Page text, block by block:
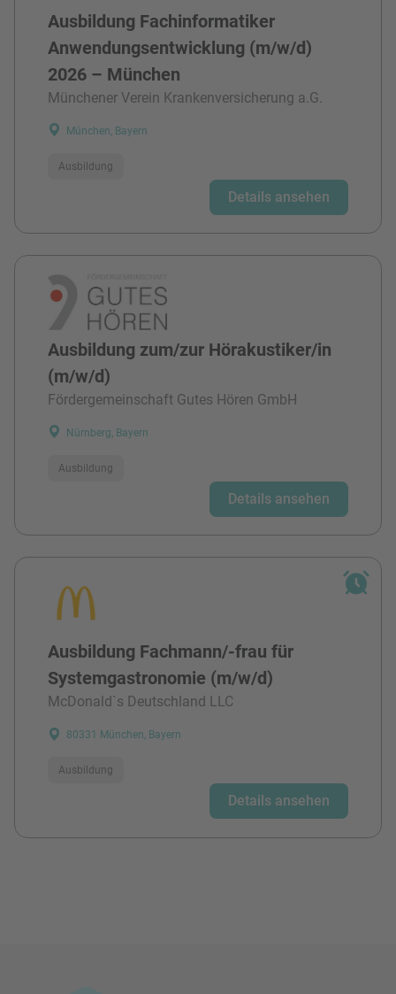
Ausbildung Fachinformatiker
Anwendungsentwicklung (m/w/d)
2026 – München
Münchener Verein Krankenversicherung a.G.
München, Bayern
Ausbildung
Details ansehen
Ausbildung zum/zur Hörakustiker/in
(m/w/d)
Fördergemeinschaft Gutes Hören GmbH
Nürnberg, Bayern
Ausbildung
Details ansehen
Ausbildung Fachmann/-frau für
Systemgastronomie (m/w/d)
McDonald`s Deutschland LLC
80331 München, Bayern
Ausbildung
Details ansehen